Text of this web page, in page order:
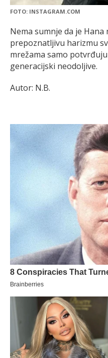
FOTO: INSTAGRAM.COM
Nema sumnje da je
prepoznatljivu harizmu
mrežama samo
generacijski neodoljive.
Autor: N.B.